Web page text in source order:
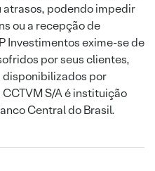
podendo impedir
ou a recepção de
Investimentos exime-se de
por seus clientes,
disponibilizados por
S/A é instituição
Central do Brasil.